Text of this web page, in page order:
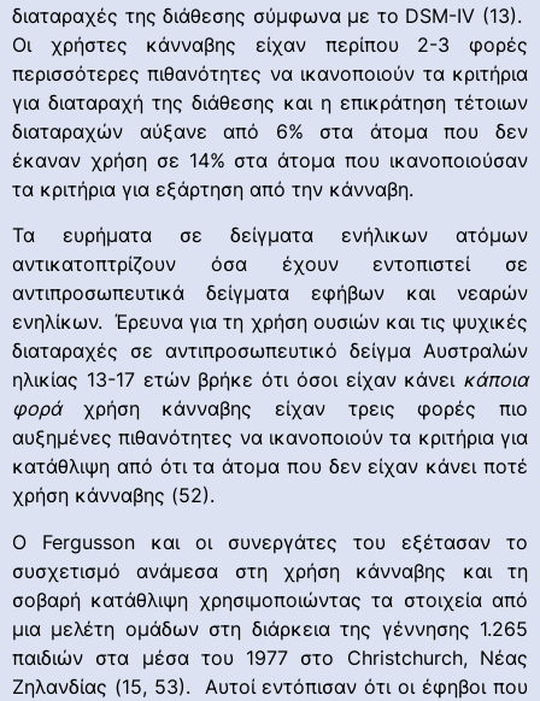
διαταραχές της διάθεσης σύμφωνα με το DSM-IV (13).
Οι χρήστες κάνναβης είχαν περίπου 2-3 φορές
περισσότερες πιθανότητες να ικανοποιούν τα κριτήρια
για διαταραχή της διάθεσης και η επικράτηση τέτοιων
διαταραχών αύξανε από 6% στα άτομα που δεν
έκαναν χρήση σε 14% στα άτομα που ικανοποιούσαν
τα κριτήρια για εξάρτηση από την κάνναβη.
Τα ευρήματα σε δείγματα ενήλικων ατόμων
αντικατοπτρίζουν όσα έχουν εντοπιστεί σε
αντιπροσωπευτικά δείγματα εφήβων και νεαρών
ενηλίκων. Έρευνα για τη χρήση ουσιών και τις ψυχικές
διαταραχές σε αντιπροσωπευτικό δείγμα Αυστραλών
ηλικίας 13-17 ετών βρήκε ότι όσοι είχαν κάνει κάποια
φορά χρήση κάνναβης είχαν τρεις φορές πιο
αυξημένες πιθανότητες να ικανοποιούν τα κριτήρια για
κατάθλιψη από ότι τα άτομα που δεν είχαν κάνει ποτέ
χρήση κάνναβης (52).
Ο Fergusson και οι συνεργάτες του εξέτασαν το
συσχετισμό ανάμεσα στη χρήση κάνναβης και τη
σοβαρή κατάθλιψη χρησιμοποιώντας τα στοιχεία από
μια μελέτη ομάδων στη διάρκεια της γέννησης 1.265
παιδιών στα μέσα του 1977 στο Christchurch, Νέας
Ζηλανδίας (15, 53). Αυτοί εντόπισαν ότι οι έφηβοι που